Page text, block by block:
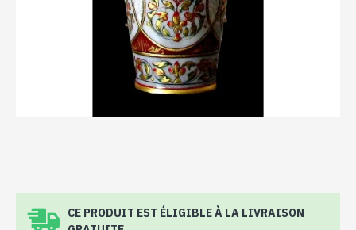
CE PRODUIT EST ÉLIGIBLE À LA LIVRAISON